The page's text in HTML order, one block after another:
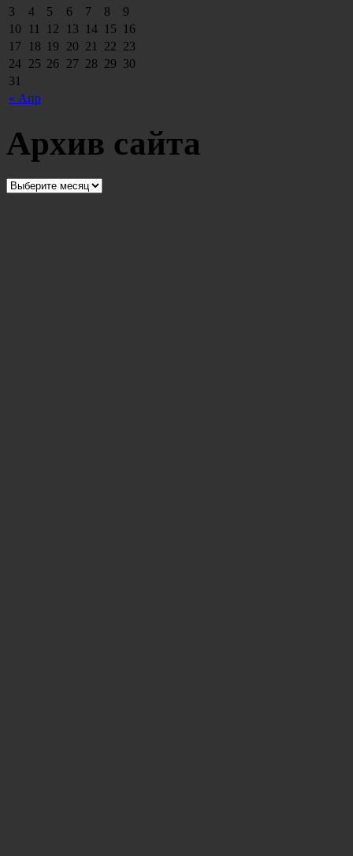
« Апр
3
4 5 6 7 8
9
10
11 12 13 14 15
16
17
18 19 20 21 22 23
24 25 26 27 28 29 30
31
Архив сайта